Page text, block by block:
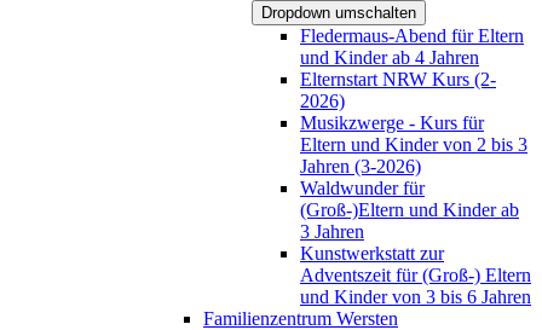
Dropdown umschalten
Fledermaus-Abend für Eltern
und Kinder ab 4 Jahren
Elternstart NRW Kurs (2-
2026)
Musikzwerge - Kurs für
Eltern und Kinder von 2 bis 3
Jahren (3-2026)
Waldwunder für
(Groß-)Eltern und Kinder ab
3 Jahren
Kunstwerkstatt zur
Adventszeit für (Groß-) Eltern
und Kinder von 3 bis 6 Jahren
Familienzentrum Wersten